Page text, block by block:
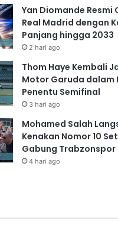
Yan Diomande Resmi
Real Madrid dengan
Panjang hingga 2033
2 hari ago
Thom Haye Kembali
Motor Garuda dalam
Penentu Semifinal
3 hari ago
Mohamed Salah
Kenakan Nomor 10
Gabung Trabzonspor
4 hari ago